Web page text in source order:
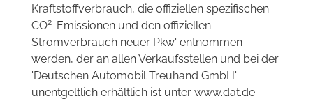
Kraftstoffverbrauch, die offiziellen spezifischen
CO2-Emissionen und den offiziellen
Stromverbrauch neuer Pkw' entnommen
werden, der an allen Verkaufsstellen und bei der
'Deutschen Automobil Treuhand GmbH'
unentgeltlich erhältlich ist unter www.dat.de.